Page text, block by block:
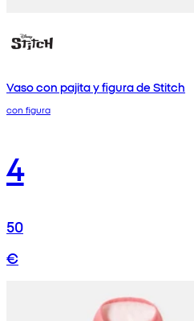
Vaso con pajita y figura de Stitch
con figura
4
50
€